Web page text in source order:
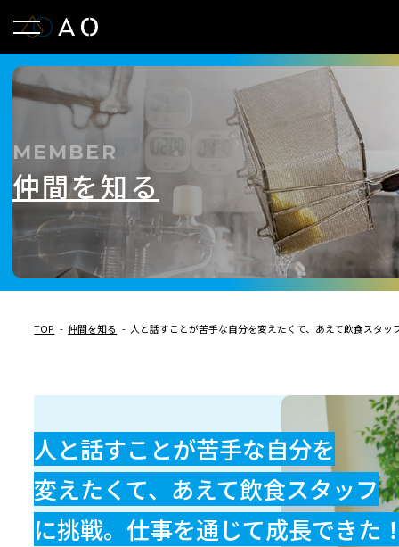
MEMBER
仲間を知る
TOP 仲間を知る 人と話すことが苦手な自分を変えたくて、あえて飲食スタ
人と話すことが苦手な自分を
変えたくて、あえて飲食スタッフ
に挑戦。仕事を通じて成長できた